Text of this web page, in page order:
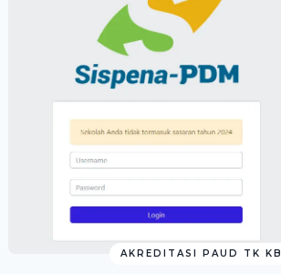
AKREDITASI PAUD TK KB